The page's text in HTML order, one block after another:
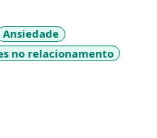
Ansiedade
no relacionamento